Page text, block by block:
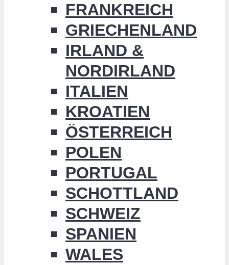
FRANKREICH
GRIECHENLAND
IRLAND &
NORDIRLAND
ITALIEN
KROATIEN
ÖSTERREICH
POLEN
PORTUGAL
SCHOTTLAND
SCHWEIZ
SPANIEN
WALES